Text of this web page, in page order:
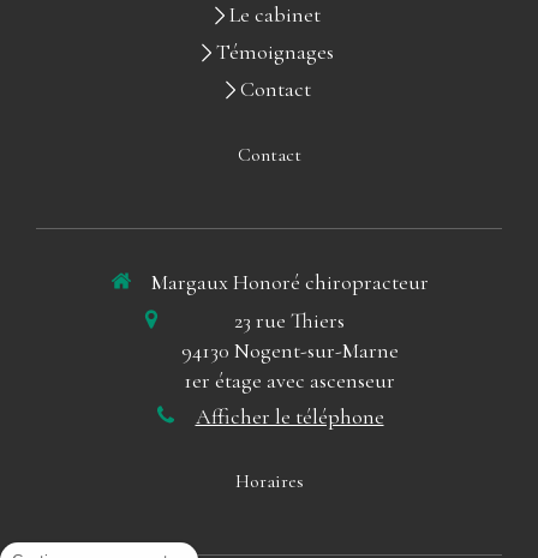
Le cabinet
Témoignages
Contact
Contact
Margaux Honoré chiropracteur
23 rue Thiers
94130 Nogent-sur-Marne
1er étage avec ascenseur
Afficher le téléphone
Horaires